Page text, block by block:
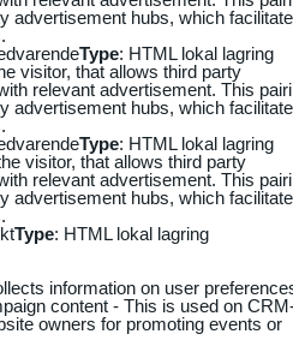
advertisement hubs, which
Type: HTML lokal lagring
visitor, that allows third party
relevant advertisement. This
advertisement hubs, which
Type: HTML lokal lagring
visitor, that allows third party
relevant advertisement. This
advertisement hubs, which
Type: HTML lokal lagring
information on user
content - This is used on
owners for promoting events or